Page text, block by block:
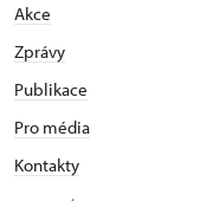
Akce
Zprávy
Publikace
Pro média
Kontakty